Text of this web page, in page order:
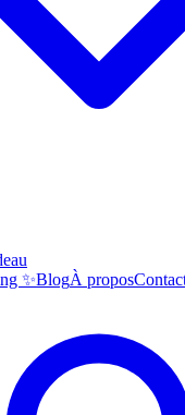
✨BlogÀ propos